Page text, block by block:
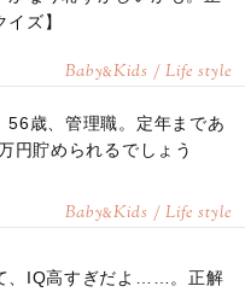
ズ】
Baby&Kids / Life style
56歳、管理職。定年まであ
円貯められるでしょう
Baby&Kids / Life style
、IQ高すぎだよ……。正解